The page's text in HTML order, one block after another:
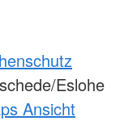
Eslohe
Ansicht